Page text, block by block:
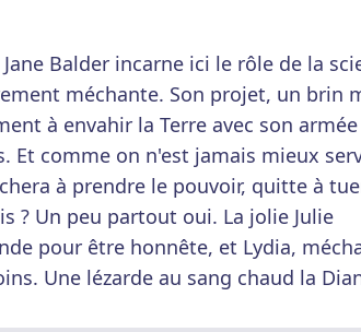
Jane Balder incarne ici le rôle de la
méchante. Son projet, un brin
à envahir la Terre avec son
Et comme on n'est jamais mieux
à prendre le pouvoir, quitte à
? Un peu partout oui. La jolie Julie
pour être honnête, et Lydia,
Une lézarde au sang chaud la